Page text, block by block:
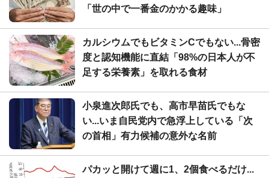
「世の中で一番金のかかる趣味」
カルシウムでもビタミンCでもない...骨密
度と認知機能に直結「98%の日本人が不
足する栄養素」を取れる食材
小泉進次郎氏でも、高市早苗氏でもな
い...いま自民党内で急浮上している「次
の首相」有力候補の意外な名前
パカッと開けて週に1、2個食べるだけ...